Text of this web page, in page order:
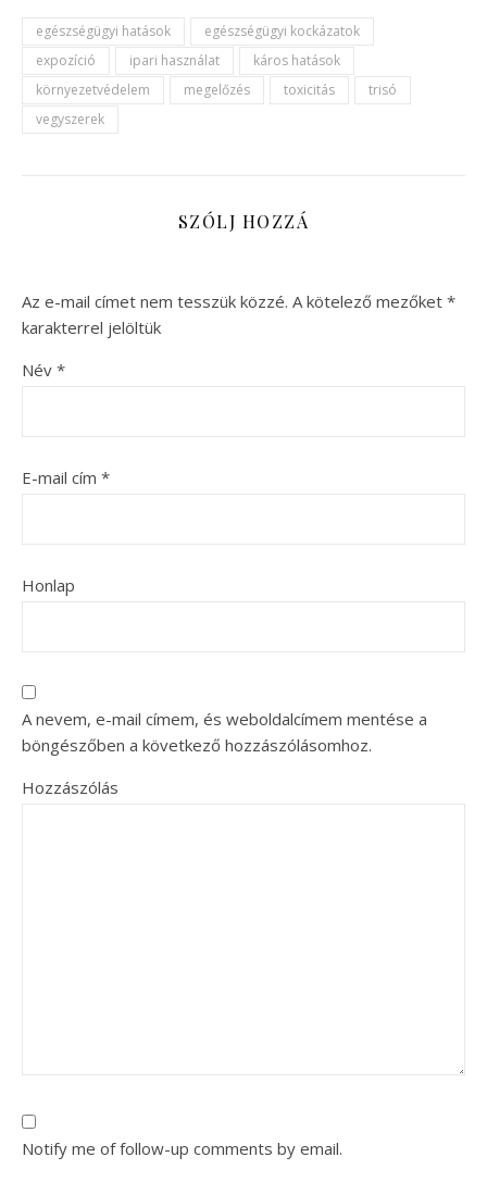
egészségügyi hatások
egészségügyi kockázatok
expozíció
ipari használat
káros hatások
környezetvédelem
megelőzés toxicitás
trisó
vegyszerek
SZÓLJ HOZZÁ
Az e-mail címet nem tesszük közzé. A kötelező mezőket *
karakterrel jelöltük
Név *
E-mail cím *
Honlap
A nevem, e-mail címem, és weboldalcímem mentése a
böngészőben a következő hozzászólásomhoz.
Hozzászólás
Notify me of follow-up comments by email.